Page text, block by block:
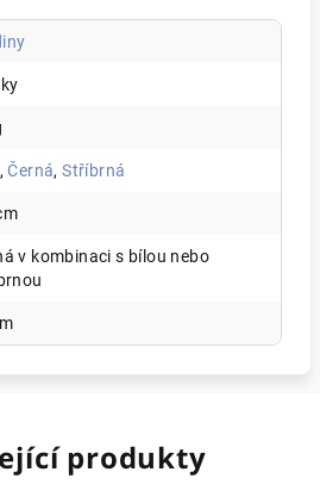
,Černá,Stříbrná
v kombinaci s bílou nebo
produkty